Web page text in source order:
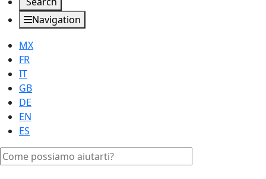
Navigation
MX
FR
IT
GB
DE
EN
ES